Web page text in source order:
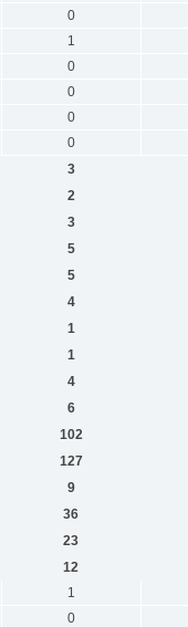
0
1
0
0
0
0
3
2
3
5
5
4
1
1
4
6
102
127
9
36
23
12
1
0